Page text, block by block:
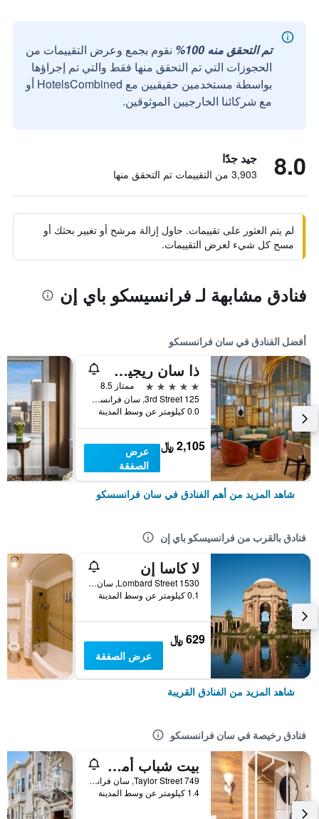
تم التحقق منه 100%
نقوم بجمع وعرض التقييمات من
الحجوزات التي تم التحقق منها فقط والتي تم إجراؤها
بواسطة مستخدمين حقيقيين مع HotelsCombined أو
مع شركائنا الخارجيين الموثوقين.
8.0 جيد جدًا
3,903 من التقييمات تم التحقق منها
لم يتم العثور على تقييمات. حاول إزالة مرشح أو تغيير بحثك أو
مسح كل شيء لعرض التقييمات.
فنادق مشابهة لـ فرانسيسكو باي إن
أفضل الفنادق في سان فرانسسكو
ذا سان ريجيس سان فرانسيسكو
5 نجوم
ممتاز 8.5
125 3rd Street, سان فرانسسكو, CA, الولايات المتحدة الأميريكية
0.0 كيلومتر عن وسط المدينة
2,105 ﷼
عرض
الصفقة
شاهد المزيد من أهم الفنادق في سان فرانسسكو
فنادق بالقرب من فرانسيسكو باي إن
لا كاسا إن
1530 Lombard Street, سان فرانسسكو, CA, الولايات المتحدة الأميريكية
0.1 كيلومتر عن وسط المدينة
629 ﷼
عرض الصفقة
شاهد المزيد من الفنادق القريبة
فنادق رخيصة في سان فرانسسكو
بيت شباب أمستردام
749 Taylor Street, سان فرانسسكو, CA, الولايات المتحدة الأميريكية
1.4 كيلومتر عن وسط المدينة